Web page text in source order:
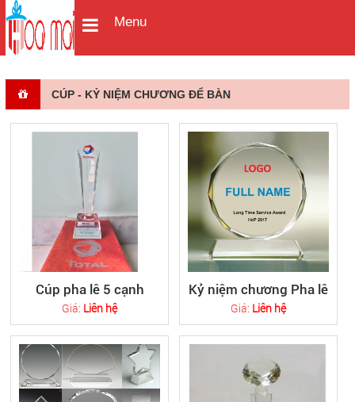
Menu
CÚP - KỶ NIỆM CHƯƠNG ĐỂ BÀN
Cúp pha lê 5 cạnh
Giá: Liên hệ
Kỷ niệm chương Pha lê
Giá: Liên hệ